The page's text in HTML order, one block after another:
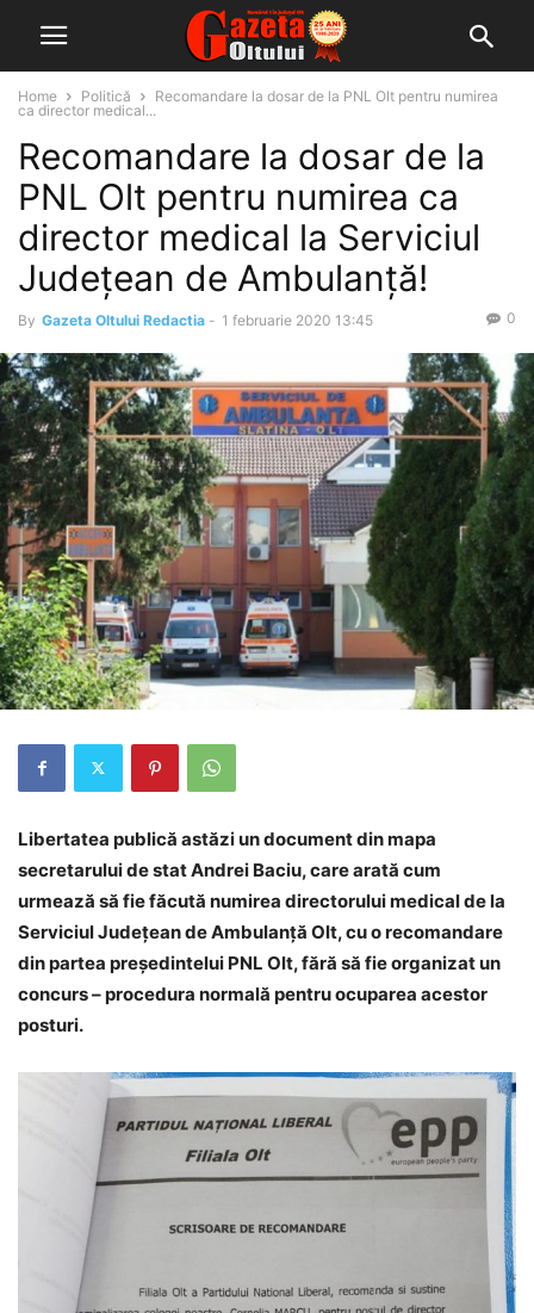
Home Politică
Recomandare la dosar de la PNL Olt pentru numirea
ca director medical...
Recomandare la dosar de la
PNL Olt pentru numirea ca
director medical la Serviciul
Județean de Ambulanță!
By Gazeta Oltului Redactia - 1 februarie 2020 13:45 0
Libertatea publică astăzi un document din mapa
secretarului de stat Andrei Baciu, care arată cum
urmează să fie făcută numirea directorului medical de la
Serviciul Județean de Ambulanță Olt, cu o recomandare
din partea președintelui PNL Olt, fără să fie organizat un
concurs – procedura normală pentru ocuparea acestor
posturi.